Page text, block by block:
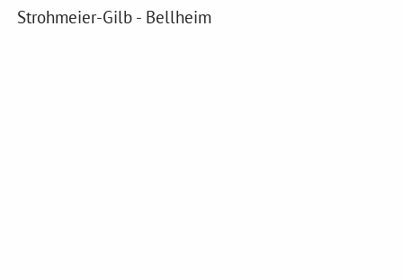
Strohmeier-Gilb - Bellheim